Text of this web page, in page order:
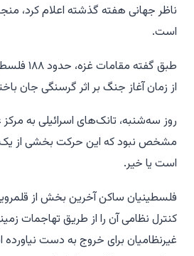
ناظر جهانی هفته گذشته اعلام کرد،
است.
از زمان آغاز جنگ بر اثر گرسنگی جان
روز سه‌شنبه، تانک‌های اسرائیلی به
مشخص نبود که این حرکت بخشی از یک
است یا خیر.
فلسطینیان ساکن آخرین بخش از
کنترل نظامی آن را از طریق تهاجمات
غیرنظامیان برای خروج به دست